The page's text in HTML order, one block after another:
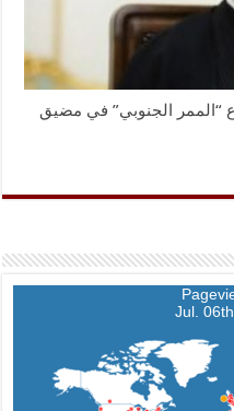
“الممر الجنوبي” في مضيق
Jul.